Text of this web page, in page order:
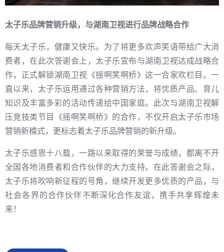
太子乐品牌营销升级，与湖南卫视进行品牌战略合作
每天太子乐，健康又快乐。为了将更多欢声笑语带给广大消
费者，在此次答谢会上，太子乐宣布与湖南卫视达成战略合
作，正式解锁湖南卫视《摇啊笑啊桥》这一合家欢栏目。一
直以来，太子乐运用通过各种营销方法，将优质产品、育儿
知识及丰富多彩的活动传递给中国家庭。此次与湖南卫视解
压竞技类节目《摇啊笑啊桥》的合作，不仅开启太子乐市场
营销新模式，更标志着太子乐品牌营销的新升级。
太子乐感恩十八载，一路以来取得的荣誉与成绩，都离不开
全国各地消费者和合作伙伴的大力支持。在此答谢会之际，
太子乐将吹响新征程的号角，继续开发更多优质的产品，与
社会各界的合作伙伴不断深化合作友谊，携手共享辉煌未
来！